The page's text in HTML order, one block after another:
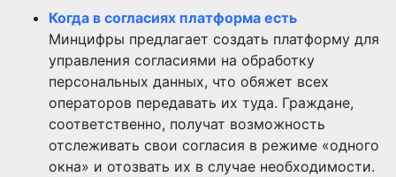
Когда в согласиях платформа есть
Минцифры предлагает создать платформу для
управления согласиями на обработку
персональных данных, что обяжет всех
операторов передавать их туда. Граждане,
соответственно, получат возможность
отслеживать свои согласия в режиме «одного
окна» и отозвать их в случае необходимости.